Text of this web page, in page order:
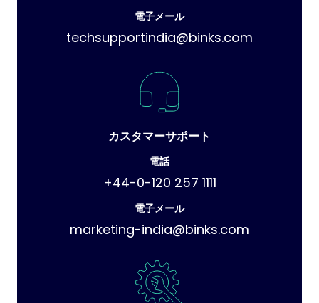
電子メール
techsupportindia@binks.com
カスタマーサポート
電話
+44-0-120 257 1111
電子メール
marketing-india@binks.com